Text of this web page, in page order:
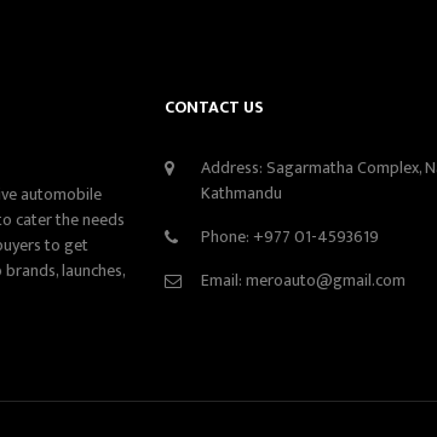
automobile
cater the needs
to get
launches,
CONTACT US
Address: Sagarmatha Complex,
Kathmandu
Phone: +977 01-4593619
Email:meroauto@gmail.com